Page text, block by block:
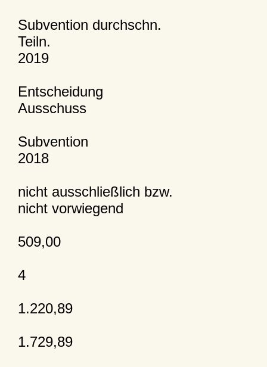
Subvention durchschn.
Teiln.
2019
Entscheidung
Ausschuss
Subvention
2018
nicht ausschließlich bzw.
nicht vorwiegend
509,00
4
1.220,89
1.729,89